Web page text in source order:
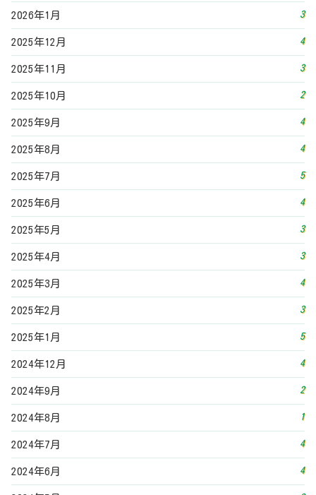
2026年1月 3
2025年12月 4
2025年11月 3
2025年10月 2
2025年9月 4
2025年8月 4
2025年7月 5
2025年6月 4
2025年5月 3
2025年4月 3
2025年3月 4
2025年2月 3
2025年1月 5
2024年12月 4
2024年9月 2
2024年8月 1
2024年7月 4
2024年6月 4